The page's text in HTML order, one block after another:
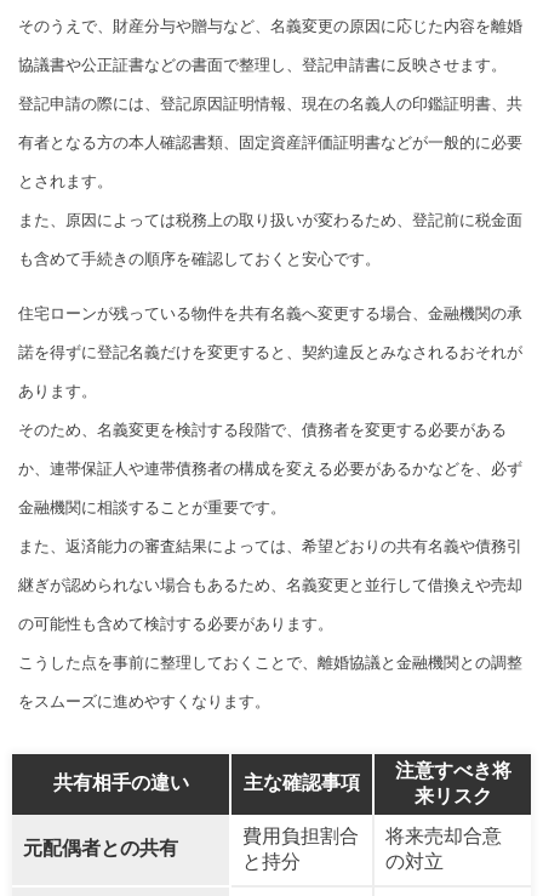
そのうえで、財産分与や贈与など、名義変更の原因に応じた内容を離婚
協議書や公正証書などの書面で整理し、登記申請書に反映させます。
登記申請の際には、登記原因証明情報、現在の名義人の印鑑証明書、共
有者となる方の本人確認書類、固定資産評価証明書などが一般的に必要
とされます。
また、原因によっては税務上の取り扱いが変わるため、登記前に税金面
も含めて手続きの順序を確認しておくと安心です。
住宅ローンが残っている物件を共有名義へ変更する場合、金融機関の承
諾を得ずに登記名義だけを変更すると、契約違反とみなされるおそれが
あります。
そのため、名義変更を検討する段階で、債務者を変更する必要がある
か、連帯保証人や連帯債務者の構成を変える必要があるかなどを、必ず
金融機関に相談することが重要です。
また、返済能力の審査結果によっては、希望どおりの共有名義や債務引
継ぎが認められない場合もあるため、名義変更と並行して借換えや売却
の可能性も含めて検討する必要があります。
こうした点を事前に整理しておくことで、離婚協議と金融機関との調整
をスムーズに進めやすくなります。
共有相手の違い 主な確認事項
注意すべき将
来リスク
元配偶者との共有
費用負担割合
と持分
将来売却合意
の対立